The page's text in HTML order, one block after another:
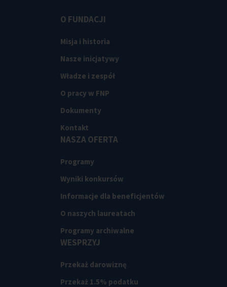
O FUNDACJI
Misja i historia
Nasze inicjatywy
Władze i zespół
O pracy w FNP
Dokumenty
Kontakt
NASZA OFERTA
Programy
Wyniki konkursów
Informacje dla beneficjentów
O naszych laureatach
Programy archiwalne
WESPRZYJ
Przekaż darowiznę
Przekaż 1.5% podatku